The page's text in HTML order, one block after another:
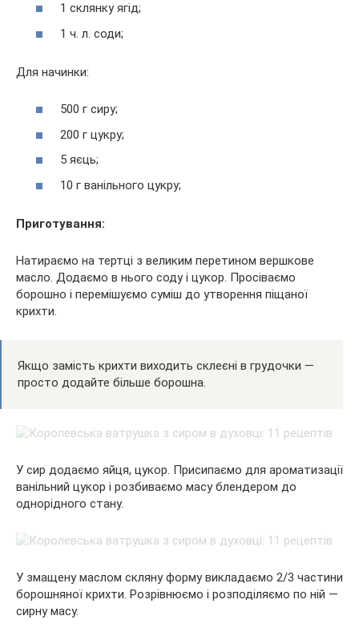
1 склянку ягід;
1 ч. л. соди;
Для начинки:
500 г сиру;
200 г цукру;
5 яєць;
10 г ванільного цукру;
Приготування:
Натираємо на тертці з великим перетином вершкове
масло. Додаємо в нього соду і цукор. Просіваємо
борошно і перемішуємо суміш до утворення піщаної
крихти.
Якщо замість крихти виходить склеєні в грудочки —
просто додайте більше борошна.
У сир додаємо яйця, цукор. Присипаємо для ароматизації
ванільний цукор і розбиваємо масу блендером до
однорідного стану.
У змащену маслом скляну форму викладаємо 2/3 частини
борошняної крихти. Розрівнюємо і розподіляємо по ній —
сирну масу.